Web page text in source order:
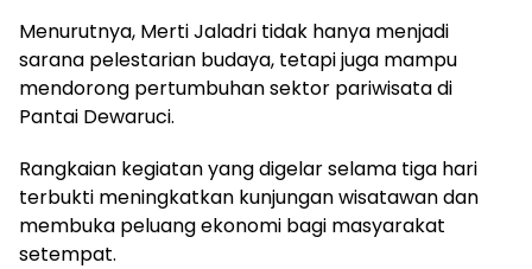
Menurutnya, Merti Jaladri tidak hanya menjadi
sarana pelestarian budaya, tetapi juga mampu
mendorong pertumbuhan sektor pariwisata di
Pantai Dewaruci.
Rangkaian kegiatan yang digelar selama tiga hari
terbukti meningkatkan kunjungan wisatawan dan
membuka peluang ekonomi bagi masyarakat
setempat.